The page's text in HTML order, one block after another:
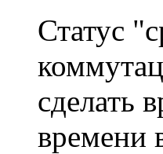
Статус
сделать
времени